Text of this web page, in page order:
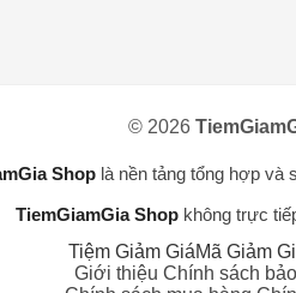
© 2026
Shop là nền tảng tổng hợp và
TiemGiamGia Shopkhông trực
Tiệm Giảm GiáMã Giảm
Giới thiệu Chính sách